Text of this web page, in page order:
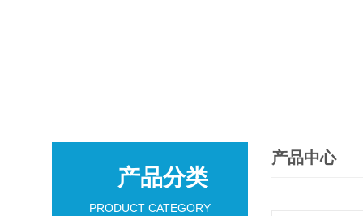
产品分类
PRODUCT CATEGORY
产品中心